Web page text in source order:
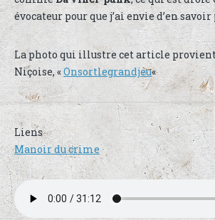
évocateur pour que j’ai envie d’en savoir
La photo qui illustre cet article provient
Niçoise, «Onsortlegrandjeu«
Liens
Manoir du crime